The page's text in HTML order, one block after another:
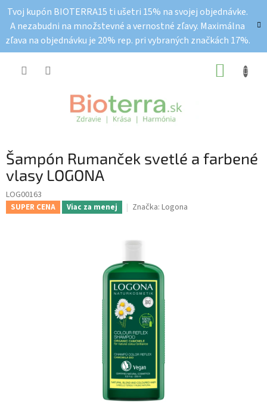
obsah
Tvoj kupón BIOTERRA15 ti ušetri 15% na svojej objednávke.
A nezabudni na množstevné a vernostné zľavy. Maximálna
zľava na objednávku je 20% rep. pri vybraných značkách 17%.
Šampón Rumanček svetlé a farbené
vlasy LOGONA
LOG00163
SUPER CENA Viac za menej Značka: Logona